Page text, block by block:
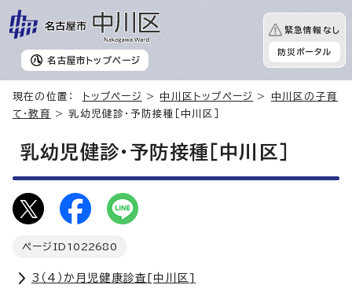
名古屋市 トップページ
緊急情報なし
防災ポータル
現在の位置： トップページ > 中川区トップページ > 中川区の子育
て・教育
> 乳幼児健診・予防接種［中川区］
乳幼児健診・予防接種［中川区］
ページID 1022680
3（4）か月児健康診査[中川区]